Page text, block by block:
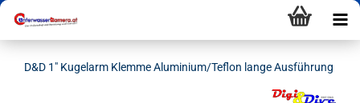
D&D 1" Kugelarm Klemme Aluminium/Teflon lange Ausführung